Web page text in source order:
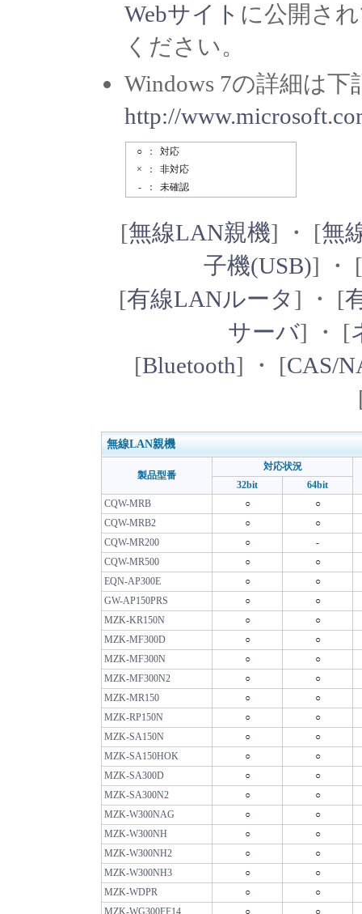
Webサイト に公開さ
ください。
Windows 7の詳細は
http://
○ ：
対応
×
：
非対応
-
： 未確認
[無線LAN親機] ・ [無
子機(USB)] ・ [
[有線LANルータ ] ・ [
サーバ] ・ [
[Bluetooth] ・ [CAS/
無線LAN親機
製品型番
対応状況
32bit
64bit
CQW-MRB
○
○
CQW-MRB2
○
○
CQW-MR200
○
-
CQW-MR500
○
○
EQN-AP300E
○
○
GW-AP150PRS
○
○
MZK-KR150N
○
○
MZK-MF300D
○
○
MZK-MF300N
○
○
MZK-MF300N2
○
○
MZK-MR150
○
○
MZK-RP150N
○
○
MZK-SA150N
○
○
MZK-SA150HOK
○
○
MZK-SA300D
○
○
MZK-SA300N2
○
○
MZK-W300NAG
○
○
MZK-W300NH
○
○
MZK-W300NH2
○
○
MZK-W300NH3
○
○
MZK-WDPR
○
○
MZK-WG300FF14
○
○